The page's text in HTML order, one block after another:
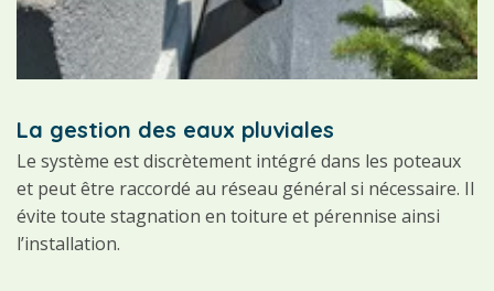
La gestion des eaux pluviales
Le système est discrètement intégré dans les poteaux
et peut être raccordé au réseau général si nécessaire. Il
évite toute stagnation en toiture et pérennise ainsi
l’installation.